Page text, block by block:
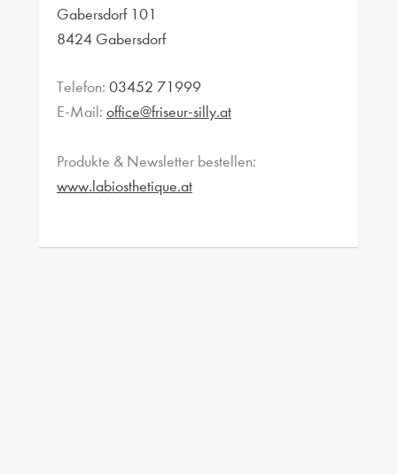
Gabersdorf 101
8424 Gabersdorf
Telefon: 03452 71999
E-Mail: office@friseur-silly.at
Produkte & Newsletter bestellen:
www.labiosthetique.at